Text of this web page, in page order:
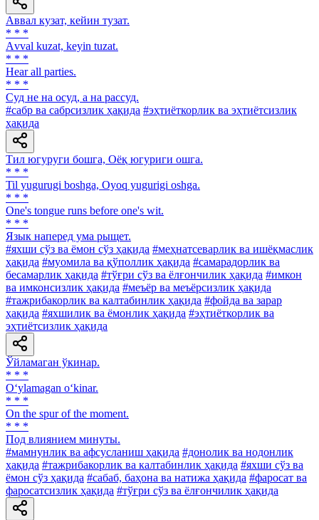
Аввал кузат, кейин тузат.
* * *
Аvval kuzat, keyin tuzat.
* * *
Hear all parties.
* * *
Суд не на осуд, а на рассуд.
#сабр ва сабрсизлик ҳақида #эҳтиёткорлик ва эҳтиётсизлик
ҳақида
Тил югуруги бошга, Оёқ югуриги ошга.
* * *
Til yugurugi boshga, Oyoq yugurigi oshga.
* * *
One's tongue runs before one's wit.
* * *
Язык наперед ума рыщет.
#яхши сўз ва ёмон сўз ҳақида #меҳнатсеварлик ва ишёқмаслик
ҳақида #муомила ва қўполлик ҳақида #самарадорлик ва
бесамарлик ҳақида #тўғри сўз ва ёлғончилик ҳақида #имкон
ва имконсизлик ҳақида #меъёр ва меъёрсизлик ҳақида
#тажрибакорлик ва калтабинлик ҳақида #фойда ва зарар
ҳақида #яхшилик ва ёмонлик ҳақида #эҳтиёткорлик ва
эҳтиётсизлик ҳақида
Ўйламаган ўкинар.
* * *
O‘ylamagan o‘kinar.
* * *
On the spur of the moment.
* * *
Под влиянием минуты.
#мамнунлик ва афсусланиш ҳақида #донолик ва нодонлик
ҳақида #тажрибакорлик ва калтабинлик ҳақида #яхши сўз ва
ёмон сўз ҳақида #сабаб, баҳона ва натижа ҳақида #фаросат ва
фаросатсизлик ҳақида #тўғри сўз ва ёлғончилик ҳақида